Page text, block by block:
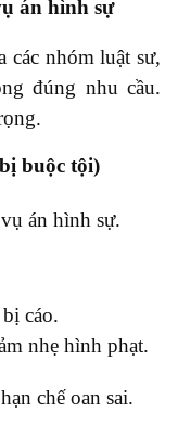
án hình sự
các nhóm luật sư,
đúng nhu cầu.
buộc tội)
án hình sự.
cáo.
nhẹ hình phạt.
chế oan sai.